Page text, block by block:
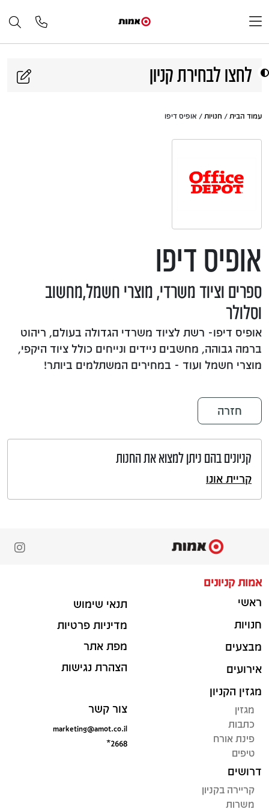
לחצו לבחירת קניון
עמוד הבית / חנויות / אופיס דיפו
אופיס דיפו
ספרים וציוד משרדי, מוצרי חשמל,מחשוב
וסלולר
אופיס דיפו- רשת לציוד משרדי הגדולה בעולם, ריהוט
ברמה גבוהה, מחשבים ניידים ונייחים כולל ציוד היקפי,
מוצרי חשמל ועוד - במחירים המשתלמים ביותר!
חזרה
קניונים בהם ניתן למצוא את החנות
קריית אונו
אמות קניונים
ראשי
חנויות
מבצעים
אירועים
מגזין הקניון
מגזין
כתבות
פינת אורח
טיפים
דרושים
קריירה בקניון
משרות
תנאי שימוש
מדיניות פרטיות
מפת אתר
הצהרת נגישות
צור קשר
marketing@amot.co.il
*2668